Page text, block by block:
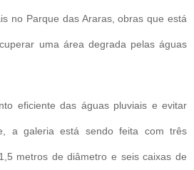
no Parque das Araras, obras que está
uma área degrada pelas águas
eficiente das águas pluviais e evitar
a galeria está sendo feita com três
metros de diâmetro e seis caixas de